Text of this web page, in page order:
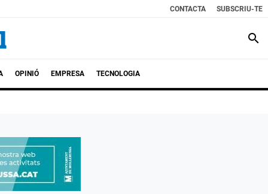
CONTACTA SUBSCRIU-TE
search
OPINIÓ EMPRESA TECNOLOGIA